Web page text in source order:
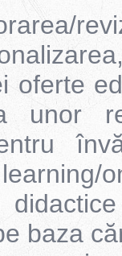
oferte
baza